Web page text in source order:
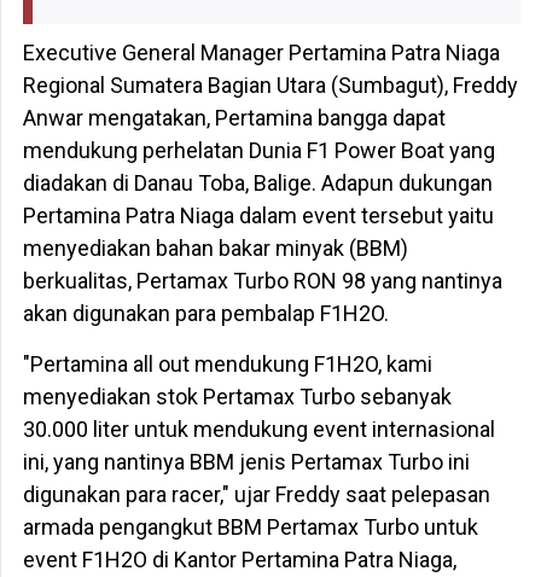
Executive General Manager Pertamina Patra Niaga
Regional Sumatera Bagian Utara (Sumbagut), Freddy
Anwar mengatakan, Pertamina bangga dapat
mendukung perhelatan Dunia F1 Power Boat yang
diadakan di Danau Toba, Balige. Adapun dukungan
Pertamina Patra Niaga dalam event tersebut yaitu
menyediakan bahan bakar minyak (BBM)
berkualitas, Pertamax Turbo RON 98 yang nantinya
akan digunakan para pembalap F1H2O.
"Pertamina all out mendukung F1H2O, kami
menyediakan stok Pertamax Turbo sebanyak
30.000 liter untuk mendukung event internasional
ini, yang nantinya BBM jenis Pertamax Turbo ini
digunakan para racer," ujar Freddy saat pelepasan
armada pengangkut BBM Pertamax Turbo untuk
event F1H2O di Kantor Pertamina Patra Niaga,